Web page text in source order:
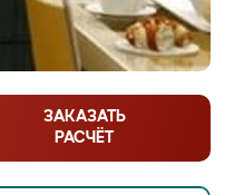
ЗАКАЗАТЬ
РАСЧЁТ